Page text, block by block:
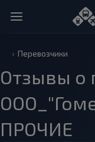
Перевозчики
Отзывы о
ПРОЧИЕ